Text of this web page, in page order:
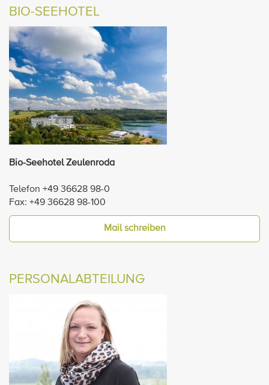
BIO-SEEHOTEL
Bio-Seehotel Zeulenroda
Telefon +49 36628 98-0
Fax: +49 36628 98-100
Mail schreiben
PERSONALABTEILUNG